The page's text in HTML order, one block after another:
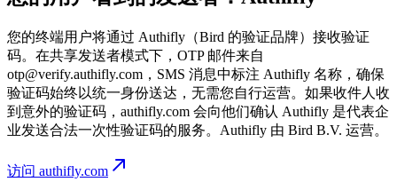
您的终端用户将通过 Authifly（Bird 的验证品牌）接收验证
码。在共享发送者模式下，OTP 邮件来自
otp@verify.authifly.com，SMS 消息中标注 Authifly 名称，确保
验证码始终以统一身份送达，无需您自行运营。如果收件人收
到意外的验证码，authifly.com 会向他们确认 Authifly 是代表企
业发送合法一次性验证码的服务。Authifly 由 Bird B.V. 运营。
访问 authifly.com